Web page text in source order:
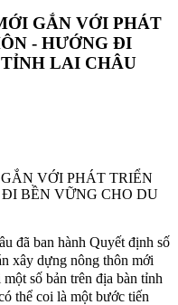
GẮN VỚI PHÁT
- HƯỚNG ĐI
LAI CHÂU
đã ban hành Quyết định số
xây dựng nông thôn mới
số bản trên địa bàn tỉnh
thể coi là một bước tiến